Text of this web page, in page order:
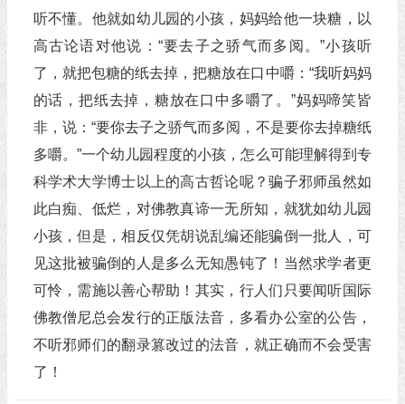
听不懂。他就如幼儿园的小孩，妈妈给他一块糖，以
高古论语对他说：“要去子之骄气而多阅。”小孩听
了，就把包糖的纸去掉，把糖放在口中嚼：“我听妈妈
的话，把纸去掉，糖放在口中多嚼了。”妈妈啼笑皆
非，说：“要你去子之骄气而多阅，不是要你去掉糖纸
多嚼。”一个幼儿园程度的小孩，怎么可能理解得到专
科学术大学博士以上的高古哲论呢？骗子邪师虽然如
此白痴、低烂，对佛教真谛一无所知，就犹如幼儿园
小孩，但是，相反仅凭胡说乱编还能骗倒一批人，可
见这批被骗倒的人是多么无知愚钝了！当然求学者更
可怜，需施以善心帮助！其实，行人们只要闻听国际
佛教僧尼总会发行的正版法音，多看办公室的公告，
不听邪师们的翻录篡改过的法音，就正确而不会受害
了！